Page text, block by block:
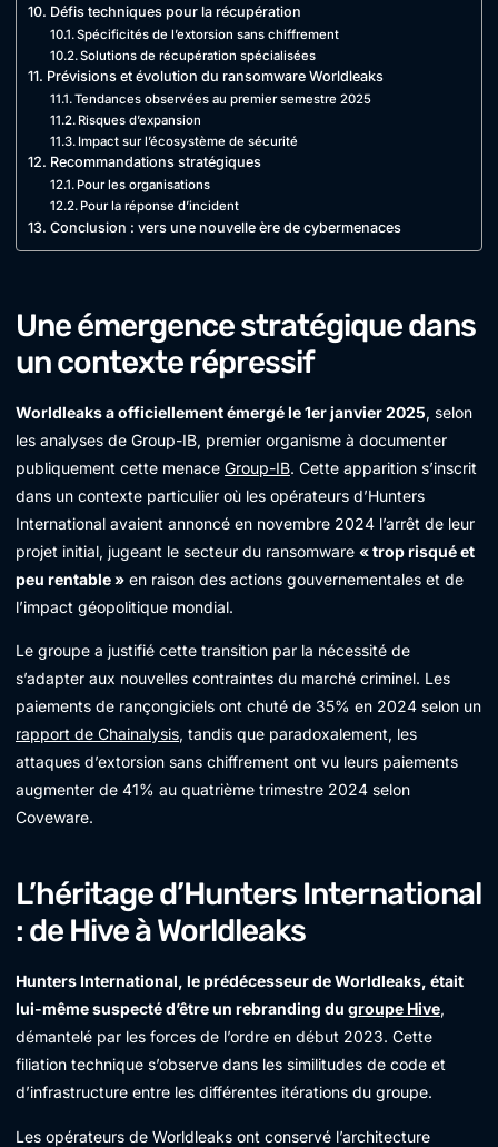
Défis techniques pour la récupération
Spécificités de l’extorsion sans chiffrement
Solutions de récupération spécialisées
Prévisions et évolution du ransomware Worldleaks
Tendances observées au premier semestre 2025
Risques d’expansion
Impact sur l’écosystème de sécurité
Recommandations stratégiques
Pour les organisations
Pour la réponse d’incident
Conclusion : vers une nouvelle ère de cybermenaces
Une émergence stratégique dans
un contexte répressif
Worldleaks a officiellement émergé le 1er janvier 2025, selon
les analyses de Group-IB, premier organisme à documenter
publiquement cette menace Group-IB. Cette apparition s’inscrit
dans un contexte particulier où les opérateurs d’Hunters
International avaient annoncé en novembre 2024 l’arrêt de leur
projet initial, jugeant le secteur du ransomware « trop risqué et
peu rentable » en raison des actions gouvernementales et de
l’impact géopolitique mondial.
Le groupe a justifié cette transition par la nécessité de
s’adapter aux nouvelles contraintes du marché criminel. Les
paiements de rançongiciels ont chuté de 35% en 2024 selon un
rapport de Chainalysis, tandis que paradoxalement, les
attaques d’extorsion sans chiffrement ont vu leurs paiements
augmenter de 41% au quatrième trimestre 2024 selon
Coveware.
L’héritage d’Hunters International
: de Hive à Worldleaks
Hunters International, le prédécesseur de Worldleaks, était
lui-même suspecté d’être un rebranding du groupe Hive,
démantelé par les forces de l’ordre en début 2023. Cette
filiation technique s’observe dans les similitudes de code et
d’infrastructure entre les différentes itérations du groupe.
Les opérateurs de Worldleaks ont conservé l’architecture